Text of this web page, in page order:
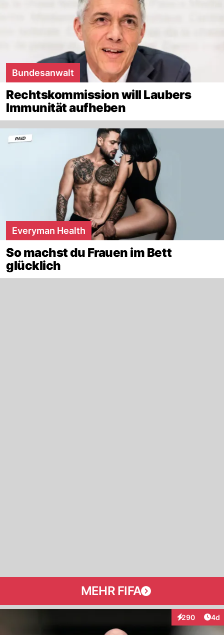
Bundesanwalt
Rechtskommission will Laubers
Immunität aufheben
Everyman Health
So machst du Frauen im Bett
glücklich
MEHR FIFA
290
Interaktionen
4d